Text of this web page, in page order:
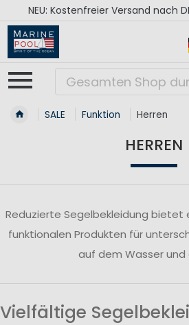
NEU: Kostenfreier Versand nach
SALE Funktion Herren
HERREN
Reduzierte Segelbekleidung bietet
funktionalen Produkten für
auf dem Wasser und
Vielfältige